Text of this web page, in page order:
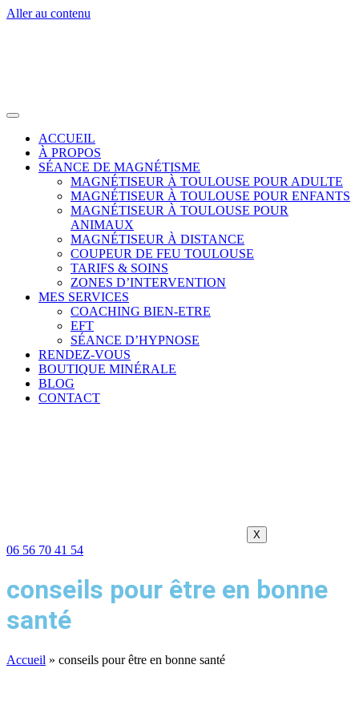
Aller au contenu
ACCUEIL
À PROPOS
SÉANCE DE MAGNÉTISME
MAGNÉTISEUR À TOULOUSE POUR ADULTE
MAGNÉTISEUR À TOULOUSE POUR ENFANTS
MAGNÉTISEUR À TOULOUSE POUR
ANIMAUX
MAGNÉTISEUR À DISTANCE
COUPEUR DE FEU TOULOUSE
TARIFS & SOINS
ZONES D’INTERVENTION
MES SERVICES
COACHING BIEN-ETRE
EFT
SÉANCE D’HYPNOSE
RENDEZ-VOUS
BOUTIQUE MINÉRALE
BLOG
CONTACT
X
06 56 70 41 54
conseils pour être en bonne
santé
Accueil » conseils pour être en bonne santé